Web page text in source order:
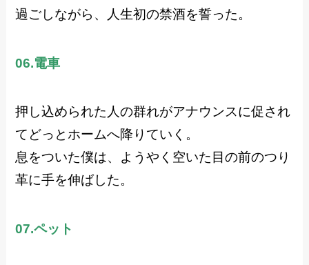
過ごしながら、人生初の禁酒を誓った。
06.電車
押し込められた人の群れがアナウンスに促され
てどっとホームへ降りていく。
息をついた僕は、ようやく空いた目の前のつり
革に手を伸ばした。
07.ペット